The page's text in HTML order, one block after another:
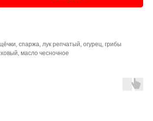
спаржа, лук репчатый, огурец, грибы
масло чесночное